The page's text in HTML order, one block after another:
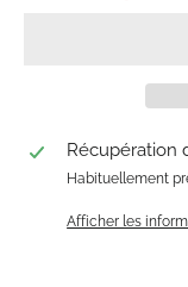
Récupération
Habituellement
Afficher les